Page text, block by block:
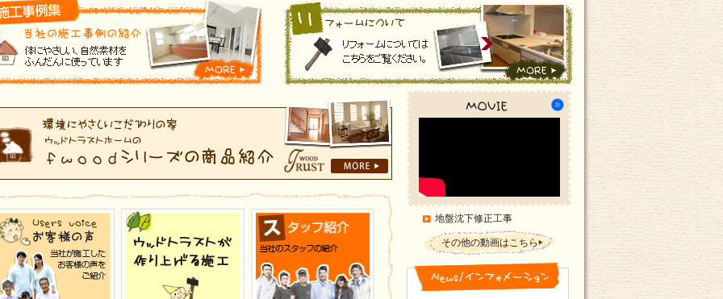
地盤沈下修正工事
その他の動画はこちら